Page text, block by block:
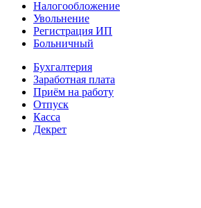
Налогообложение
Увольнение
Регистрация ИП
Больничный
Бухгалтерия
Заработная плата
Приём на работу
Отпуск
Касса
Декрет